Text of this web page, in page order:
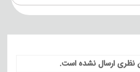
نظری ارسال نشده است.